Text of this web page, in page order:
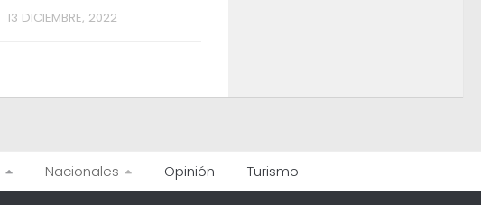
13 DICIEMBRE, 2022
Nacionales Opinión Turismo